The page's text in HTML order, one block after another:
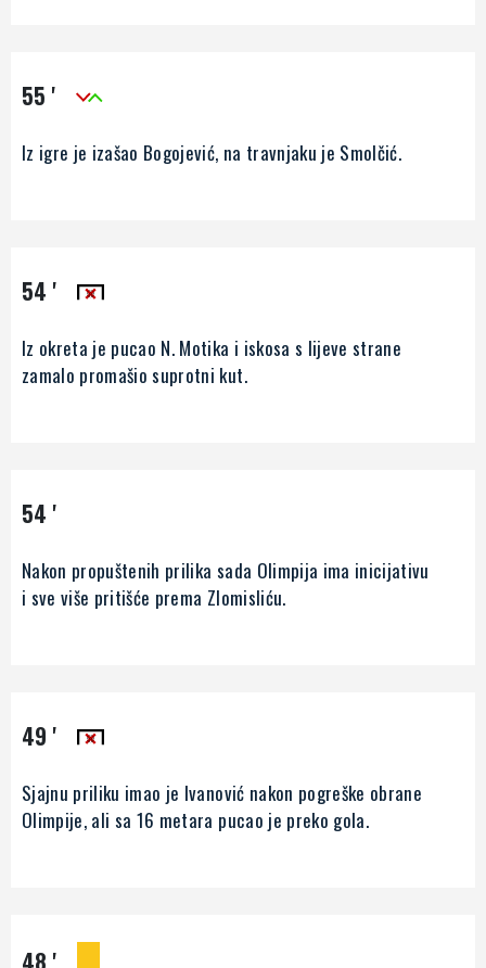
55 '
Iz igre je izašao Bogojević, na travnjaku je Smolčić.
54 '
Iz okreta je pucao N. Motika i iskosa s lijeve strane
zamalo promašio suprotni kut.
54 '
Nakon propuštenih prilika sada Olimpija ima inicijativu
i sve više pritišće prema Zlomisliću.
49 '
Sjajnu priliku imao je Ivanović nakon pogreške obrane
Olimpije, ali sa 16 metara pucao je preko gola.
48 '